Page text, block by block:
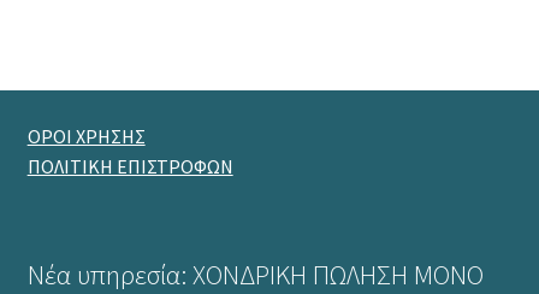
ΟΡΟΙ ΧΡΗΣΗΣ
ΠΟΛΙΤΙΚΗ ΕΠΙΣΤΡΟΦΩΝ
Νέα υπηρεσία: ΧΟΝΔΡΙΚΗ ΠΩΛΗΣΗ ΜΟΝΟ